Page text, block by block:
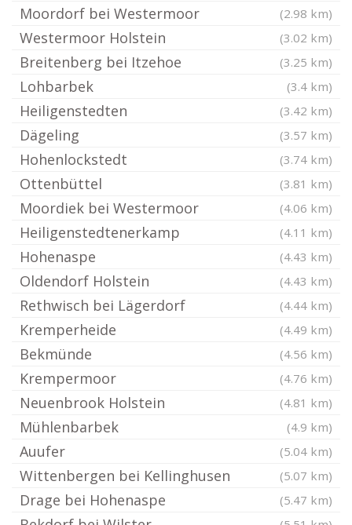
Moordorf bei Westermoor (2.98 km)
Westermoor Holstein (3.02 km)
Breitenberg bei Itzehoe (3.25 km)
Lohbarbek (3.4 km)
Heiligenstedten (3.42 km)
Dägeling (3.57 km)
Hohenlockstedt (3.74 km)
Ottenbüttel (3.81 km)
Moordiek bei Westermoor (4.06 km)
Heiligenstedtenerkamp (4.11 km)
Hohenaspe (4.43 km)
Oldendorf Holstein (4.43 km)
Rethwisch bei Lägerdorf (4.44 km)
Kremperheide (4.49 km)
Bekmünde (4.56 km)
Krempermoor (4.76 km)
Neuenbrook Holstein (4.81 km)
Mühlenbarbek (4.9 km)
Auufer (5.04 km)
Wittenbergen bei Kellinghusen (5.07 km)
Drage bei Hohenaspe (5.47 km)